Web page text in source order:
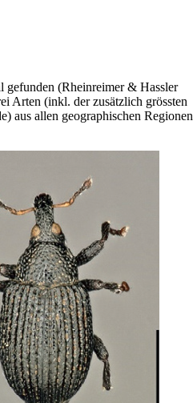
gefunden (Rheinreimer & Hassler
Arten (inkl. der zusätzlich grössten
aus allen geographischen Regionen